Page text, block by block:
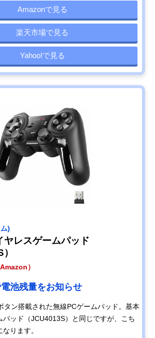
Amazonで見る
楽天市場で見る
Yahoo!で見る
)
ヤレスゲームパッド
）
池残量をお知らせ
タン搭載された無線PCゲームパッド。基本
パッド（JCU4013S）と同じですが、こち
ります。